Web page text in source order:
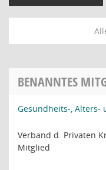
BENANNTES
Gesundheits-, Alters-
Verband d. Privaten
Mitglied